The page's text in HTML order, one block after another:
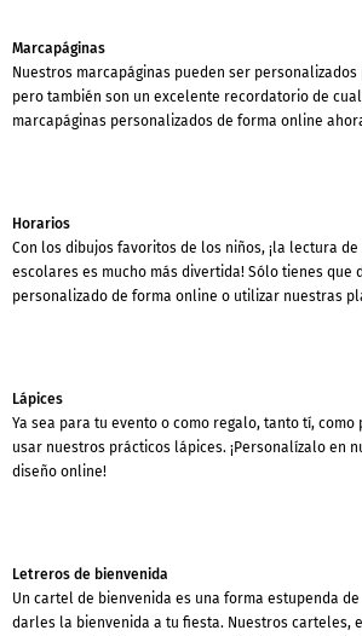
Marcapáginas
Nuestros marcapáginas pueden ser
pero también son un excelente recordatorio de
marcapáginas personalizados de forma online
Horarios
Con los dibujos favoritos de los niños, ¡la lectura
escolares es mucho más divertida! Sólo tienes que
personalizado de forma online o utilizar nuestras
Lápices
Ya sea para tu evento o como regalo, tanto tí,
usar nuestros prácticos lápices. ¡Personalízalo en
diseño online!
Letreros de bienvenida
Un cartel de bienvenida es una forma estupenda
darles la bienvenida a tu fiesta. Nuestros carteles,